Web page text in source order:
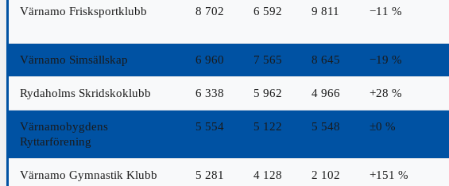
Värnamo Frisksportklubb 8 702 6 592 9 811 −11 %
Värnamo Simsällskap 6 960 7 565 8 645 −19 %
Rydaholms Skridskoklubb 6 338 5 962 4 966 +28 %
Värnamobygdens
Ryttarförening
5 554 5 122 5 548 ±0 %
Värnamo Gymnastik Klubb 5 281 4 128 2 102 +151 %